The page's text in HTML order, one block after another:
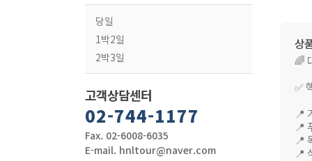
당일
1박2일
2박3일
고객상담센터
02-744-1177
Fax. 02-6008-6035
E-mail. hnltour@naver.com
상
🌈
✅
📍
📍
📍
📍